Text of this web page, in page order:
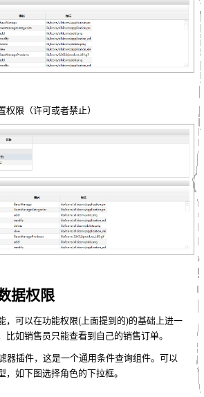
限（许可或者禁止）
据权限
，可以在功能权限(上面提到的)的基础上进一
比如销售员只能查看到自己的销售订单。
器插件，这是一个通用条件查询组件。可以
，如下图选择角色的下拉框。